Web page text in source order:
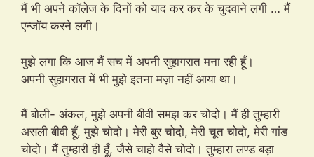
मैं भी अपने कॉलेज के दिनों को याद कर कर के चुदवाने लगी … मैं
एन्जॉय करने लगी।
मुझे लगा कि आज मैं सच में अपनी सुहागरात मना रही हूँ।
अपनी सुहागरात में भी मुझे इतना मज़ा नहीं आया था।
मैं बोली- अंकल, मुझे अपनी बीवी समझ कर चोदो। मैं ही तुम्हारी
असली बीवी हूँ, मुझे चोदो। मेरी बुर चोदो, मेरी चूत चोदो, मेरी गांड
चोदो। मैं तुम्हारी ही हूँ, जैसे चाहो वैसे चोदो। तुम्हारा लण्ड बड़ा